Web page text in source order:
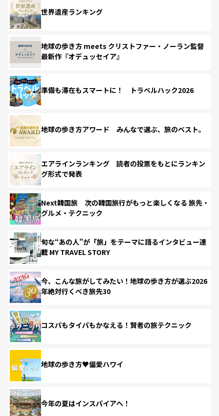
世界遺産ランキング
地球の歩き方 meets クリストファー・ノーラン監督
最新作『オデュッセイア』
準備も滞在もスマートに！ トラベルハック2026
地球の歩き方アワード みんなで選ぶ、旅のベスト。
エアラインランキング 読者の投票をもとにランキン
グ形式で発表
Next韓国旅 次の韓国旅行がもっと楽しくなる 旅先・
グルメ・テクニック
旬な“あの人”が「旅」をテーマに語るインタビュー連
載 MY TRAVEL STORY
今、こんな旅がしてみたい！地球の歩き方が選ぶ2026
年絶対行くべき旅先30
コスパもタイパもかなえる！賢者の旅テクニック
地球の歩き方♥偏愛ハワイ
今年の夏はインスパイアへ！